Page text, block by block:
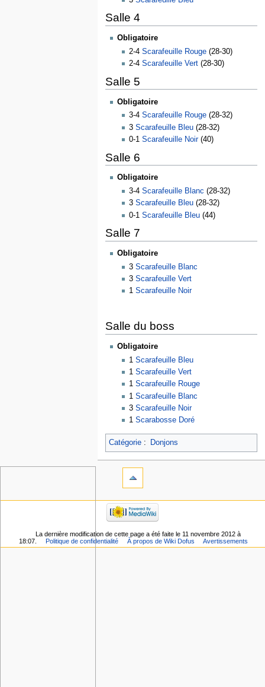
Salle 4
Obligatoire
2-4Scarafeuille Rouge (28-30)
2-4Scarafeuille Vert (28-30)
Salle 5
Obligatoire
3-4Scarafeuille Rouge (28-32)
3Scarafeuille Bleu (28-32)
0-1Scarafeuille Noir(40)
Salle 6
Obligatoire
3-4Scarafeuille Blanc (28-32)
3Scarafeuille Bleu (28-32)
0-1Scarafeuille Bleu (44)
Salle 7
Obligatoire
3Scarafeuille Blanc
3Scarafeuille Vert
1Scarafeuille Noir
Salle du boss
Obligatoire
1Scarafeuille Bleu
1Scarafeuille Vert
1Scarafeuille Rouge
1Scarafeuille Blanc
3Scarafeuille Noir
1Scarabosse Doré
Catégorie: Donjons
La dernière modification de cette page a été faite le 11 novembre 2012 à
18:07.
Politique de confidentialité À propos de Wiki Dofus Avertissements